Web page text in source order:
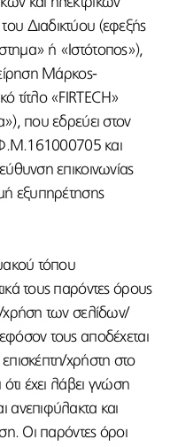
Διαδικτύου (εφεξής
ή «Ιστότοπος»),
Μάρκος-
τίτλο «FIRTECH»
που εδρεύει στον
και
επικοινωνίας
εξυπηρέτησης
τόπου
τους παρόντες όρους
χρήση των σελίδων/
τους αποδέχεται
χρήστη στο
έχει λάβει γνώση
ανεπιφύλακτα και
Οι παρόντες όροι